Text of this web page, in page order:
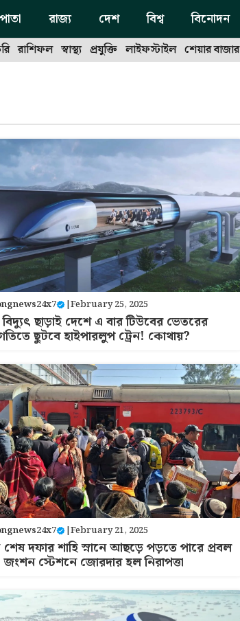
রাজ্য দেশ বিশ্ব বিনোদন
রাশিফল স্বাস্থ্য প্রযুক্তি লাইফস্টাইল শেয়ার বাজার
|February 25, 2025
ছাড়াই দেশে এ বার টিউবের ভেতরের
ছুটবে হাইপারলুপ ট্রেন! কোথায়?
|February 21, 2025
শেষ দফার শাহি স্নানে আছড়ে পড়তে পারে প্রবল
স্টেশনে জোরদার হল নিরাপত্তা